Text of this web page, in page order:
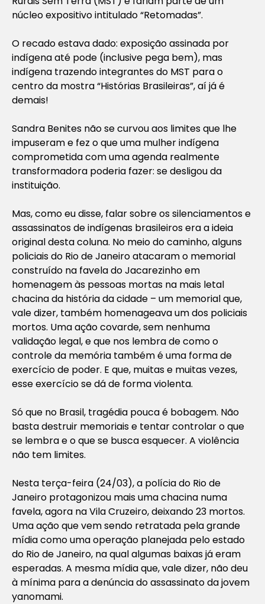
núcleo expositivo intitulado “Retomadas”.
O recado estava dado: exposição assinada por
indígena até pode (inclusive pega bem), mas
indígena trazendo integrantes do MST para o
centro da mostra “Histórias Brasileiras”, aí já é
demais!
Sandra Benites não se curvou aos limites que lhe
impuseram e fez o que uma mulher indígena
comprometida com uma agenda realmente
transformadora poderia fazer: se desligou da
instituição.
Mas, como eu disse, falar sobre os silenciamentos e
assassinatos de indígenas brasileiros era a ideia
original desta coluna. No meio do caminho, alguns
policiais do Rio de Janeiro atacaram o memorial
construído na favela do Jacarezinho em
homenagem às pessoas mortas na mais letal
chacina da história da cidade – um memorial que,
vale dizer, também homenageava um dos policiais
mortos. Uma ação covarde, sem nenhuma
validação legal, e que nos lembra de como o
controle da memória também é uma forma de
exercício de poder. E que, muitas e muitas vezes,
esse exercício se dá de forma violenta.
Só que no Brasil, tragédia pouca é bobagem. Não
basta destruir memoriais e tentar controlar o que
se lembra e o que se busca esquecer. A violência
não tem limites.
Nesta terça-feira (24/03), a polícia do Rio de
Janeiro protagonizou mais uma chacina numa
favela, agora na Vila Cruzeiro, deixando 23 mortos.
Uma ação que vem sendo retratada pela grande
mídia como uma operação planejada pelo estado
do Rio de Janeiro, na qual algumas baixas já eram
esperadas. A mesma mídia que, vale dizer, não deu
à mínima para a denúncia do assassinato da jovem
yanomami.